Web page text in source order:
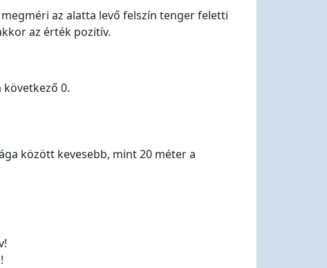
az alatta levő felszín tenger feletti
az érték pozitív.
következő 0.
között kevesebb, mint 20 méter a